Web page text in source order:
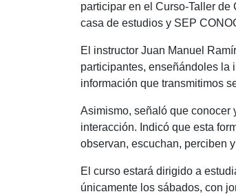
participar en el Curso-Taller
casa de estudios y SEP
El instructor Juan Manuel
participantes, enseñándoles la
información que transmitimos
Asimismo, señaló que conocer
interacción. Indicó que esta
observan, escuchan, perciben
El curso estará dirigido a
únicamente los sábados, con